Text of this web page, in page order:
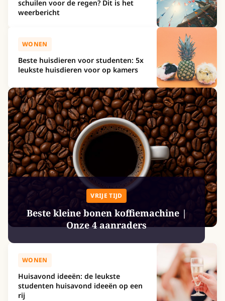
schuilen voor de regen? Dit is het
weerbericht
WONEN
Beste huisdieren voor studenten: 5x
leukste huisdieren voor op kamers
VRIJE TIJD
Beste kleine bonen koffiemachine |
Onze 4 aanraders
WONEN
Huisavond ideeën: de leukste
studenten huisavond ideeën op een
rij